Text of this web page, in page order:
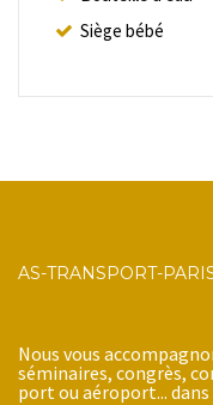
Siège bébé
AS-TRANSPORT-
Nous vous
séminaires, congrès,
port ou aéroport...